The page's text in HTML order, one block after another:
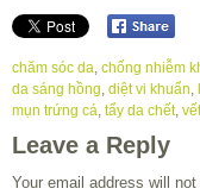
Name*
Email*